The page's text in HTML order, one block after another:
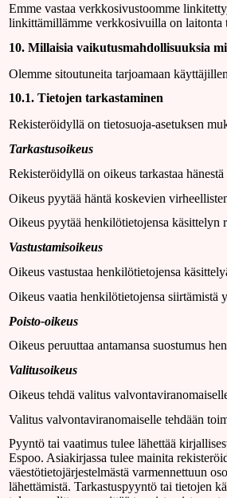
Emme vastaa verkkosivustoomme
linkittämillämme verkkosivuilla on laitonta
10. Millaisia vaikutusmahdollisuuksia
Olemme sitoutuneita tarjoamaan
10.1. Tietojen tarkastaminen
Rekisteröidyllä on tietosuoja-asetuksen
Tarkastusoikeus
Rekisteröidyllä on oikeus tarkastaa
Oikeus pyytää häntä koskevien
Oikeus pyytää henkilötietojensa käsittelyn
Vastustamisoikeus
Oikeus vastustaa henkilötietojensa
Oikeus vaatia henkilötietojensa siirtämistä
Poisto-oikeus
Oikeus peruuttaa antamansa suostumus
Valitusoikeus
Oikeus tehdä valitus
Valitus valvontaviranomaiselle tehdään
Pyyntö tai vaatimus tulee lähettää
Espoo. Asiakirjassa tulee mainita
väestötietojärjestelmästä varmennettuun
lähettämistä. Tarkastuspyyntö tai tietojen